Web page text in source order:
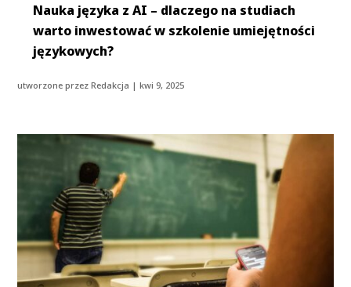
Nauka języka z AI – dlaczego na studiach
warto inwestować w szkolenie umiejętności
językowych?
utworzone przezRedakcja |kwi 9, 2025